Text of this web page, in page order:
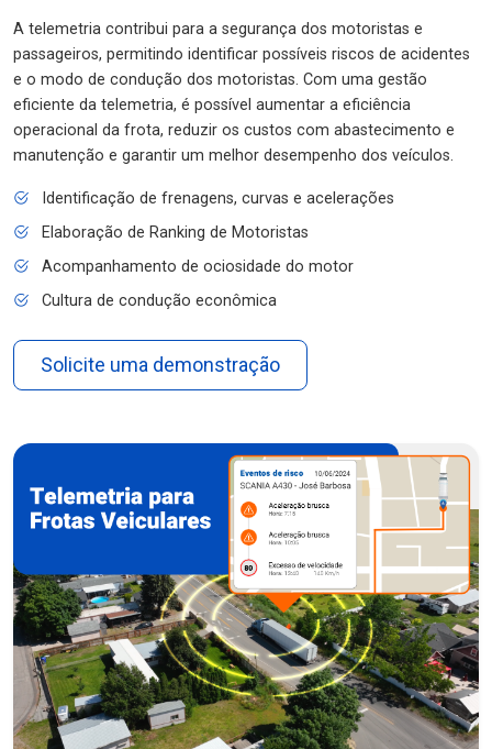
A telemetria contribui para a segurança dos motoristas e
passageiros, permitindo identificar possíveis riscos de acidentes
e o modo de condução dos motoristas. Com uma gestão
eficiente da telemetria, é possível aumentar a eficiência
operacional da frota, reduzir os custos com abastecimento e
manutenção e garantir um melhor desempenho dos veículos.
Identificação de frenagens, curvas e acelerações
Elaboração de Ranking de Motoristas
Acompanhamento de ociosidade do motor
Cultura de condução econômica
Solicite uma demonstração